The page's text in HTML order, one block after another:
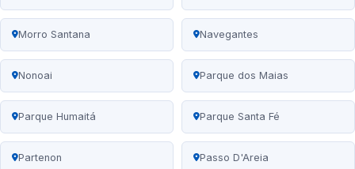
Morro Santana Navegantes
Nonoai Parque dos Maias
Parque Humaitá Parque Santa Fé
Partenon Passo D'Areia